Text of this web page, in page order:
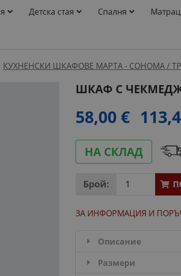
Детска стая Спалня
КУХНЕНСКИ ШКАФОВЕ МАРТА - СОНОМА /
ШКАФ С
58,00 €
НА СКЛАД
Брой:
ЗА ИНФОРМАЦИЯ И
Описание
Размери